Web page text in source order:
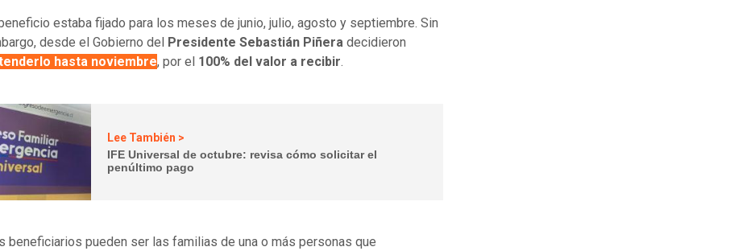
estaba fijado para los meses de junio, julio, agosto y septiembre. Sin
desde el Gobierno del
Presidente Sebastián Piñera decidieron
hasta noviembre, por el 100% del valor a recibir.
Lee También >
IFE Universal de octubre: revisa cómo solicitar el
penúltimo pago
beneficiarios pueden ser las familias de una o más personas que